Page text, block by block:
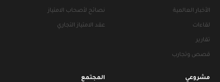
الأخبار العالمية
لقاءات
تقارير
قصص وتجارب
نصائح لأصحاب الامتياز
عقد الامتياز التجاري
مشروعي المجتمع